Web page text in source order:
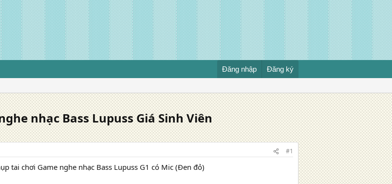
Đăng nhập Đăng ký
nhạc Bass Lupuss Giá Sinh Viên
#1
tai chơi Game nghe nhạc Bass Lupuss G1 có Mic (Đen đỏ)